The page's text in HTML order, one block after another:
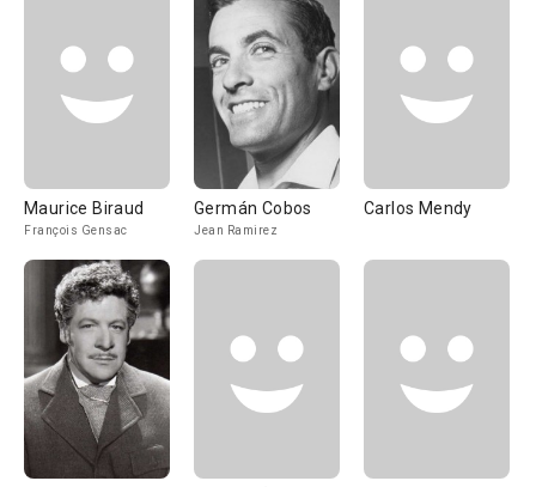
Maurice Biraud
François Gensac
Germán Cobos
Jean Ramirez
Carlos Mendy